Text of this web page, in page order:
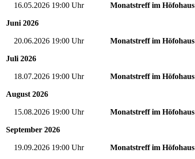
16.05.2026 19:00 Uhr Monatstreff im Höfohaus
Juni 2026
20.06.2026 19:00 Uhr Monatstreff im Höfohaus
Juli 2026
18.07.2026 19:00 Uhr Monatstreff im Höfohaus
August 2026
15.08.2026 19:00 Uhr Monatstreff im Höfohaus
September 2026
19.09.2026 19:00 Uhr Monatstreff im Höfohaus